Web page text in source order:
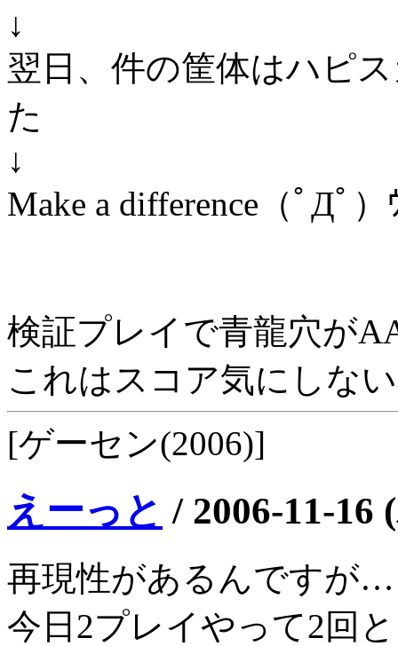
↓
翌日、件の筐体はハピ
た
↓
Make a difference（ﾟ
検証プレイで青龍穴が
これはスコア気にしな
[ゲーセン(2006)]
えーっと / 2006-11-16
再現性があるんですが…
今日2プレイやって2回